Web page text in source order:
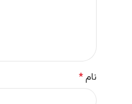
نام*